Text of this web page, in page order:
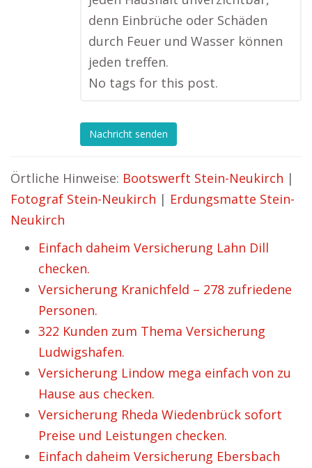
denn Einbrüche oder Schäden
durch Feuer und Wasser können
jeden treffen.
No tags for this post.
Nachricht senden
Örtliche Hinweise: Bootswerft Stein-Neukirch |
Fotograf Stein-Neukirch | Erdungsmatte Stein-
Neukirch
Einfach daheim Versicherung Lahn Dill
checken.
Versicherung Kranichfeld – 278 zufriedene
Personen.
322 Kunden zum Thema Versicherung
Ludwigshafen.
Versicherung Lindow mega einfach von zu
Hause aus checken.
Versicherung Rheda Wiedenbrück sofort
Preise und Leistungen checken.
Einfach daheim Versicherung Ebersbach